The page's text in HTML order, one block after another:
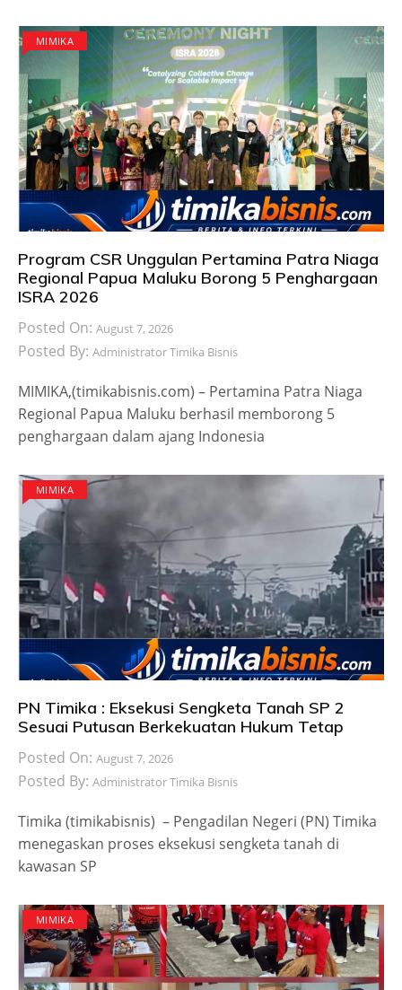
MIMIKA
Program CSR Unggulan Pertamina Patra Niaga
Regional Papua Maluku Borong 5 Penghargaan
ISRA 2026
Posted On: August 7, 2026
Posted By: Administrator Timika Bisnis
MIMIKA,(timikabisnis.com) – Pertamina Patra Niaga
Regional Papua Maluku berhasil memborong 5
penghargaan dalam ajang Indonesia
MIMIKA
PN Timika : Eksekusi Sengketa Tanah SP 2
Sesuai Putusan Berkekuatan Hukum Tetap
Posted On: August 7, 2026
Posted By: Administrator Timika Bisnis
Timika (timikabisnis) – Pengadilan Negeri (PN) Timika
menegaskan proses eksekusi sengketa tanah di
kawasan SP
MIMIKA